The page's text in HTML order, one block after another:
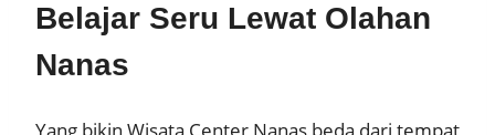
Belajar Seru Lewat Olahan
Nanas
Yang bikin Wisata Center Nanas beda dari tempat